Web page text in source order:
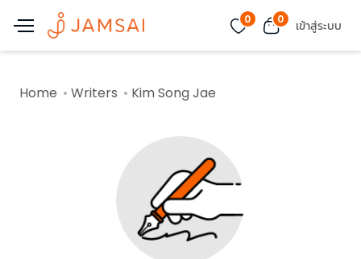
0 0 เข้าสู่ระบบ
Home Writers Kim Song Jae